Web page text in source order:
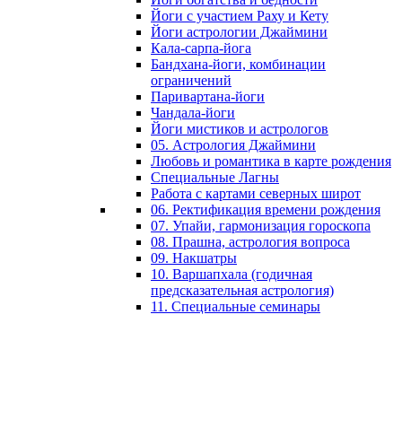
Йоги с участием Раху и Кету
Йоги астрологии Джаймини
Кала-сарпа-йога
Бандхана-йоги, комбинации
ограничений
Паривартана-йоги
Чандала-йоги
Йоги мистиков и астрологов
05. Астрология Джаймини
Любовь и романтика в карте рождения
Специальные Лагны
Работа с картами северных широт
06. Ректификация времени рождения
07. Упайи, гармонизация гороскопа
08. Прашна, астрология вопроса
09. Накшатры
10. Варшапхала (годичная
предсказательная астрология)
11. Специальные семинары